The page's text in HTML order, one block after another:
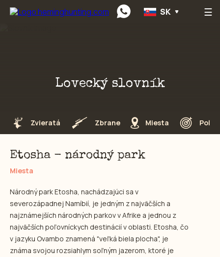
Preskočiť na obsah ☰
SK
Lovecký slovník
Zvieratá Zbrane Miesta
Etosha - národný park
Miesta
Národný park Etosha, nachádzajúci sa v
severozápadnej Namíbií, je jedným z najväčších a
najznámejších národných parkov v Afrike a jednou z
najväčších poľovníckych destinácií v oblasti. Etosha, čo
v jazyku Ovambo znamená "veľká biela plocha", je
známa svojou rozsiahlym soľným jazerom, ktoré je